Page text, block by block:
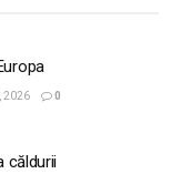
2026 0
căldurii